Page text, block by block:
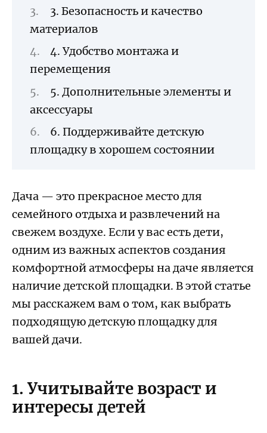
3. Безопасность и качество
материалов
4. Удобство монтажа и
перемещения
5. Дополнительные элементы и
аксессуары
6. Поддерживайте детскую
площадку в хорошем состоянии
Дача — это прекрасное место для
семейного отдыха и развлечений на
свежем воздухе. Если у вас есть дети,
одним из важных аспектов создания
комфортной атмосферы на даче является
наличие детской площадки. В этой статье
мы расскажем вам о том, как выбрать
подходящую детскую площадку для
вашей дачи.
1. Учитывайте возраст и
интересы детей